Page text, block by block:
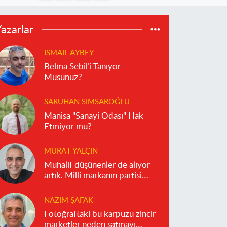
İSMAIL AYBEY
Belma Sebil’i Tanıyor
Musunuz?
SARUHAN SIMSAROĞLU
Manisa "Sanayi Odası" Hak
Etmiyor mu?
MURAT YALÇIN
Muhalif düşünenler de alıyor
artık. Milli markanın partisi
NAZIM ŞAFAK
Fotoğraftaki bu karpuzu zincir
marketler neden satmayı